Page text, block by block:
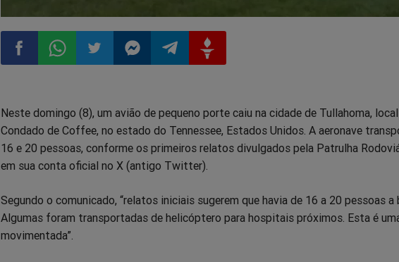
no
Facebook
no
Whatsapp
no
Twitter
no
Messenger
no
Telegram
no
Gettr
Neste domingo (8), um avião de pequeno porte caiu na cidade de Tullahoma,
Condado de Coffee, no estado do Tennessee, Estados Unidos. A aeronave
16 e 20 pessoas, conforme os primeiros relatos divulgados pela Patrulha
em sua conta oficial no X (antigo Twitter).
Segundo o comunicado, “relatos iniciais sugerem que havia de 16 a 20 pessoas a
Algumas foram transportadas de helicóptero para hospitais próximos. Esta é
movimentada”.